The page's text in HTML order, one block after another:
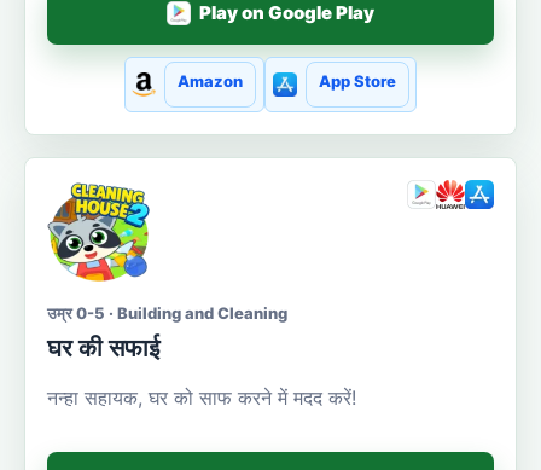
Play on Google Play
Amazon App Store
उम्र 0-5 · Building and Cleaning
घर की सफाई
नन्हा सहायक, घर को साफ करने में मदद करें!